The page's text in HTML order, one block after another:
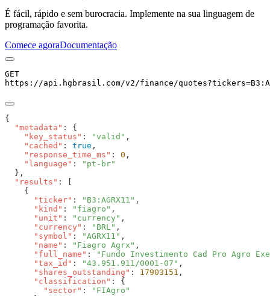
É fácil, rápido e sem burocracia. Implemente na sua linguagem de
programação favorita.
Comece agoraDocumentação
GET
https://api.hgbrasil.com/v2/finance/quotes?tickers=
  "metadata"
    "key_status"
: "valid"
    "cached"
: true
    "response_time_ms"
: 0
    "language"
:
  "results"
      "ticker"
: "B3:AGRX11"
      "kind"
: "fiagro"
      "unit"
: "currency"
      "currency"
: "BRL"
      "symbol"
: "AGRX11"
      "name"
: "Fiagro Agrx"
      "full_name"
:
"Fundo Investimento Cad Pro Agro
      "tax_id"
: "43.951.911/0001-07"
      "shares_outstanding"
: 17903151
      "classification"
        "sector"
: